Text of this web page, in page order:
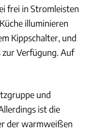
frei in Stromleisten
illuminieren
Kippschalter, und
Verfügung. Auf
und
ist die
der warmweißen